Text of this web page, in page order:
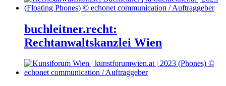
buchleitner.recht:
Rechtanwaltskanzlei Wien